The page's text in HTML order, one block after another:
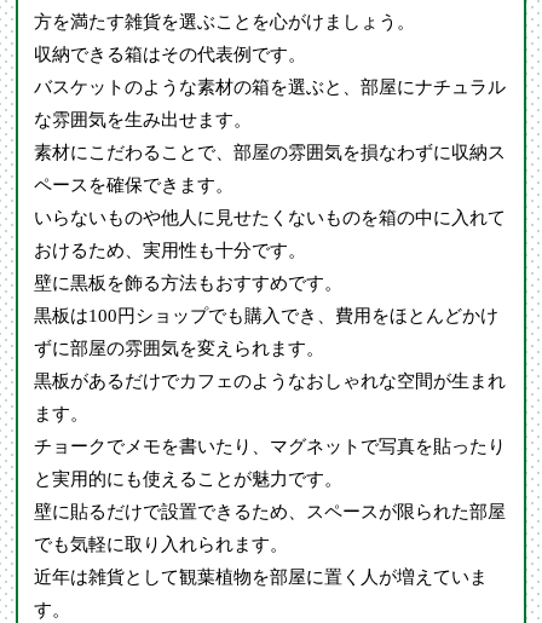
方を満たす雑貨を選ぶことを心がけましょう。
収納できる箱はその代表例です。
バスケットのような素材の箱を選ぶと、部屋にナチュラル
な雰囲気を生み出せます。
素材にこだわることで、部屋の雰囲気を損なわずに収納ス
ペースを確保できます。
いらないものや他人に見せたくないものを箱の中に入れて
おけるため、実用性も十分です。
壁に黒板を飾る方法もおすすめです。
黒板は100円ショップでも購入でき、費用をほとんどかけ
ずに部屋の雰囲気を変えられます。
黒板があるだけでカフェのようなおしゃれな空間が生まれ
ます。
チョークでメモを書いたり、マグネットで写真を貼ったり
と実用的にも使えることが魅力です。
壁に貼るだけで設置できるため、スペースが限られた部屋
でも気軽に取り入れられます。
近年は雑貨として観葉植物を部屋に置く人が増えていま
す。